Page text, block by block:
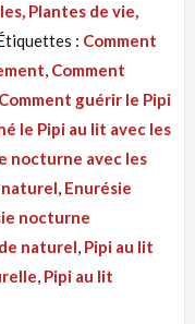
Plantes de vie,
: Comment
, Comment
Comment guérir le Pipi
le Pipi au lit avec les
nocturne avec les
, Enurésie
nocturne
naturel, Pipi au lit
, Pipi au lit